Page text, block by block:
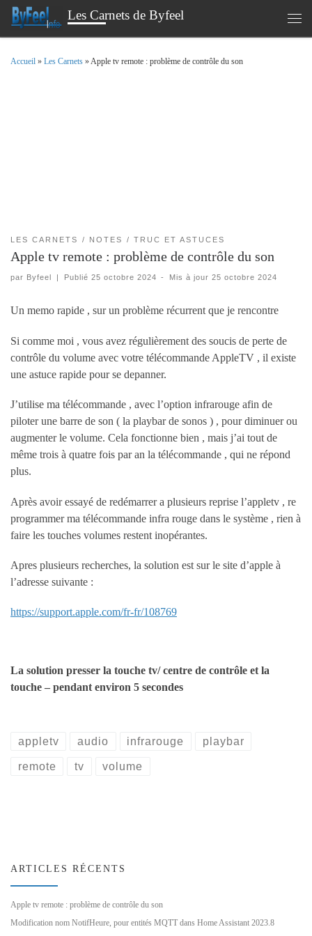
Passer au contenuLes Carnets de Byfeel
Accueil » Les Carnets » Apple tv remote : problème de contrôle du son
LES CARNETS NOTES TRUC ET ASTUCES
Apple tv remote : problème de contrôle du son
par Byfeel Publié 25 octobre 2024 - Mis à jour 25 octobre 2024
Un memo rapide , sur un problème récurrent que je rencontre
Si comme moi , vous avez régulièrement des soucis de perte de
contrôle du volume avec votre télécommande AppleTV , il existe
une astuce rapide pour se depanner.
J’utilise ma télécommande , avec l’option infrarouge afin de
piloter une barre de son ( la playbar de sonos ) , pour diminuer ou
augmenter le volume. Cela fonctionne bien , mais j’ai tout de
même trois à quatre fois par an la télécommande , qui ne répond
plus.
Après avoir essayé de redémarrer a plusieurs reprise l’appletv , re
programmer ma télécommande infra rouge dans le système , rien à
faire les touches volumes restent inopérantes.
Apres plusieurs recherches, la solution est sur le site d’apple à
l’adresse suivante :
https://support.apple.com/fr-fr/108769
La solution presser la touche tv/ centre de contrôle et la
touche – pendant environ 5 secondes
appletv audio infrarouge playbar
remote tv volume
ARTICLES RÉCENTS
Apple tv remote : problème de contrôle du son
Modification nom NotifHeure, pour entités MQTT dans Home Assistant 2023.8